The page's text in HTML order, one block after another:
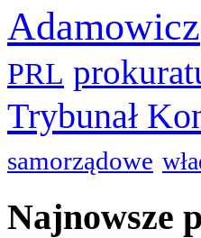
Adamowicz
PRL
Trybunał
samorządowe
Najnowsze